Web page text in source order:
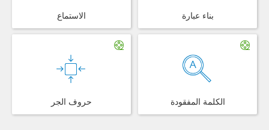
الاستماع بناء عبارة
حروف الجر الكلمة المفقودة